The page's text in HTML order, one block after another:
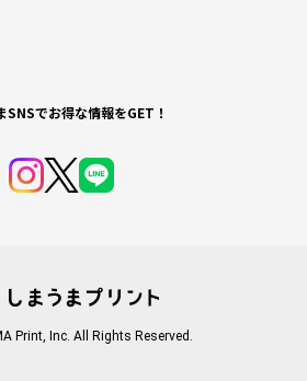
SNSでお得な情報をGET！
Print, Inc. All Rights Reserved.